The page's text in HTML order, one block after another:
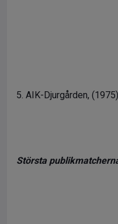
5. AIK-Djurgården,
Största